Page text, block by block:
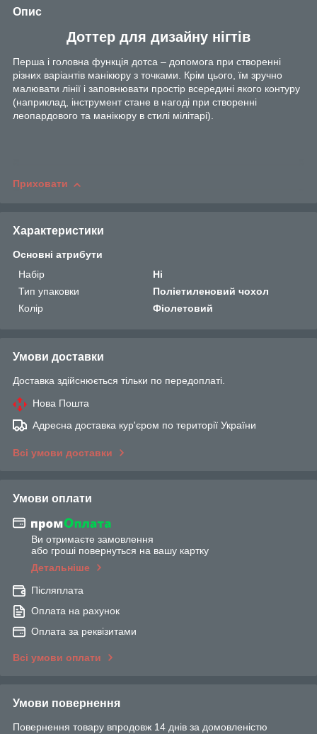
Опис
Доттер для дизайну нігтів
Перша і головна функція дотса – допомога при створенні
різних варіантів манікюру з точками. Крім цього, їм зручно
малювати лінії і заповнювати простір всередині якого контуру
(наприклад, інструмент стане в нагоді при створенні
леопардового та манікюру в стилі мілітарі).
Приховати
Характеристики
Основні атрибути
Набір
Ні
Тип упаковки
Поліетиленовий чохол
Колір
Фіолетовий
Умови доставки
Доставка здійснюється тільки по передоплаті.
Нова Пошта
Адресна доставка кур'єром по території України
Всі умови доставки
Умови оплати
Ви отримаєте замовлення
або гроші повернуться на вашу картку
Детальніше
Післяплата
Оплата на рахунок
Оплата за реквізитами
Всі умови оплати
Умови повернення
Повернення товару впродовж 14 днів за домовленістю